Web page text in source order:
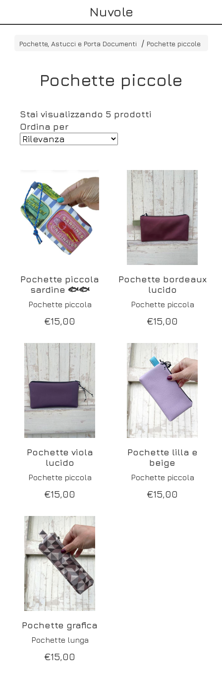
Nuvole
Pochette, Astucci e Porta Documenti Pochette piccole
Pochette piccole
Stai visualizzando 5 prodotti
Ordina per
Pochette piccola
sardine 🐟🐟
Pochette piccola
€15,00
Pochette bordeaux
lucido
Pochette piccola
€15,00
Pochette viola
lucido
Pochette piccola
€15,00
Pochette lilla e
beige
Pochette piccola
€15,00
Pochette grafica
Pochette lunga
€15,00